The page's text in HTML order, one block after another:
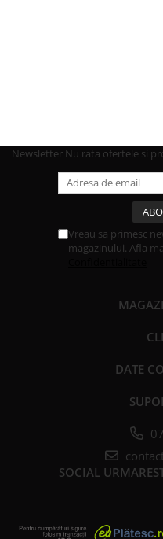
Newsletter Nu rata ofertele si
Vreau sa primesc
magazinului. Afla
DATE
SOCIAL